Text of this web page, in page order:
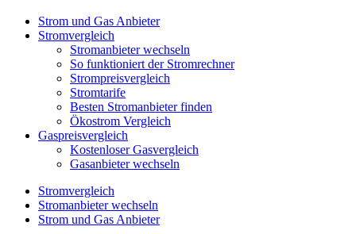
Strom und Gas Anbieter
Stromvergleich
Stromanbieter wechseln
So funktioniert der Stromrechner
Strompreisvergleich
Stromtarife
Besten Stromanbieter finden
Ökostrom Vergleich
Gaspreisvergleich
Kostenloser Gasvergleich
Gasanbieter wechseln
Stromvergleich
Stromanbieter wechseln
Strom und Gas Anbieter